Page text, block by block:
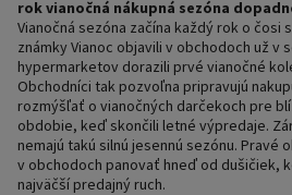
rok vianočná nákupná sezóna
Vianočná sezóna začína každý rok o čosi
známky Vianoc objavili v obchodoch už
hypermarketov dorazili prvé vianočné
Obchodníci tak pozvoľna pripravujú
rozmýšľať o vianočných darčekoch pre
obdobie, keď skončili letné výpredaje.
nemajú takú silnú jesennú sezónu. Pravé
v obchodoch panovať hneď od dušičiek,
najväčší predajný ruch.